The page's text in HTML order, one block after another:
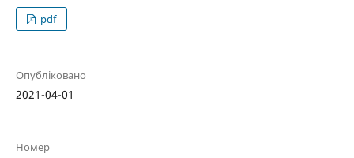
pdf
Опубліковано
2021-04-01
Номер